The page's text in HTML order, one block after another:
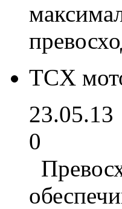
TCX
23.05.13
0